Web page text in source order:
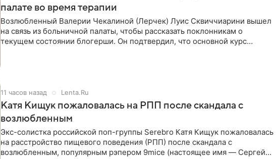
палате во время терапии
Возлюбленный Валерии Чекалиной (Лерчек) Луис Сквиччиарини вышел
на связь из больничной палаты, чтобы рассказать поклонникам о
текущем состоянии блогерши. Он подтвердил, что основной курс
11 часов назад Lenta.Ru
Катя Кищук пожаловалась на РПП после скандала с
возлюбленным
Экс-солистка российской поп-группы Serebro Катя Кищук пожаловалась
на расстройство пищевого поведения (РПП) после скандала с
возлюбленным, популярным рэпером 9mice (настоящее имя — Сергей